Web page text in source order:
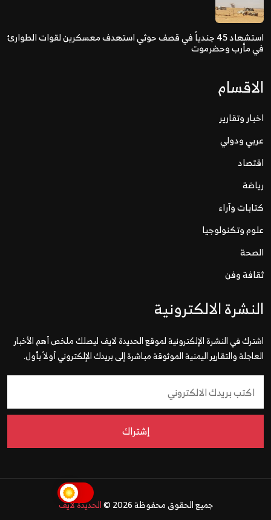
استشهاد 45 جندياً في قصف حوثي استهدف معسكرين لقوات الطوارئ
في مأرب وحضرموت
الاقسام
اخبار وتقارير
عربي ودولي
اقتصاد
رياضة
كتابات وآراء
علوم وتكنولوجيا
الصحة
ثقافة وفن
النشرة الالكترونية
اشترك في النشرة الإلكترونية لموقع الحديدة لايف ليصلك ملخص أهم الأخبار
العاجلة والتقارير اليمنية الموثوقة مباشرة إلى بريدك الإلكتروني أولاً بأول.
إشتراك
جميع الحقوق محفوظة 2026 © الحديدة لايف